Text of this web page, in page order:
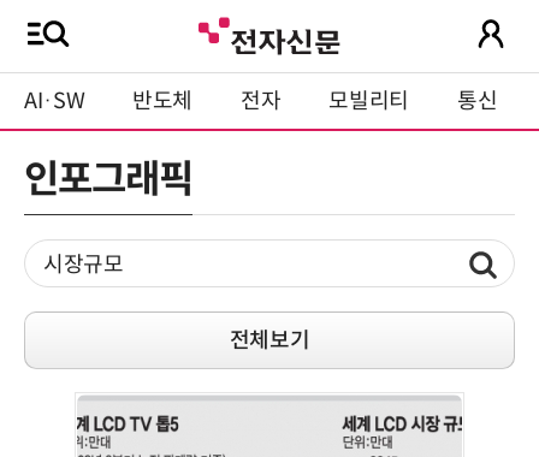
AI·SW 반도체 전자 모빌리티 통신
인포그래픽
전체보기